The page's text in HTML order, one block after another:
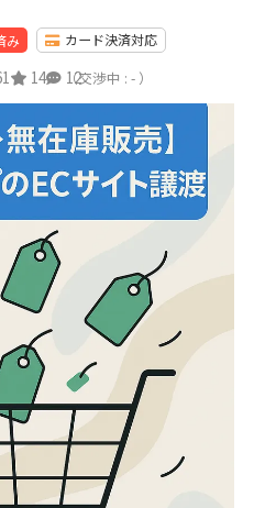
み カード決済対応
14 12
（交渉中 : - ）